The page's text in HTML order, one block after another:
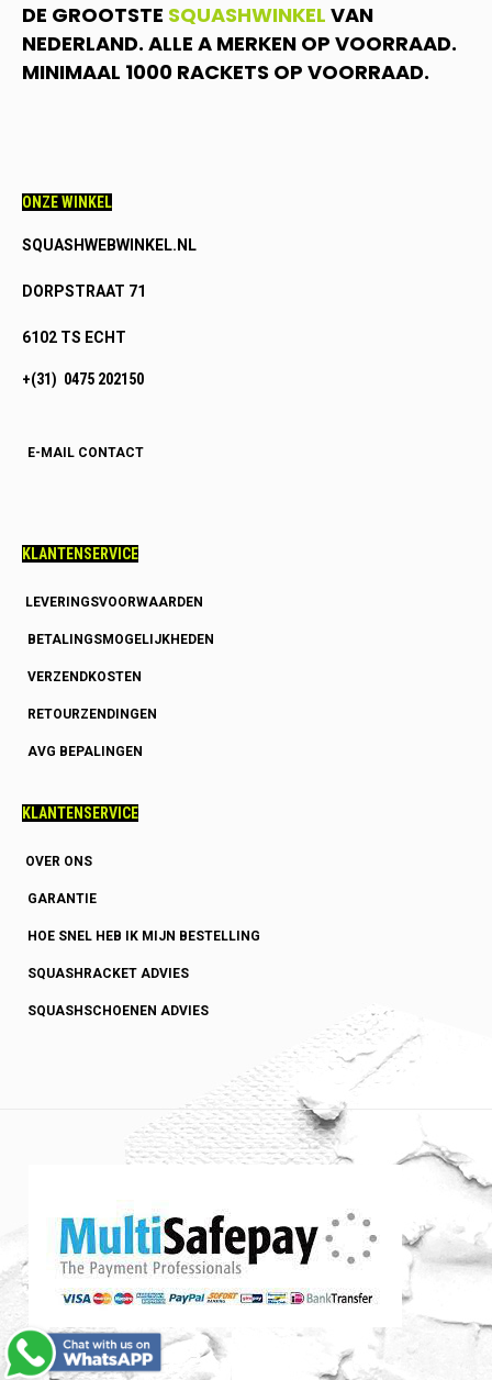
DE GROOTSTE SQUASHWINKEL VAN
NEDERLAND. ALLE A MERKEN OP VOORRAAD.
MINIMAAL 1000 RACKETS OP VOORRAAD.
ONZE WINKEL
SQUASHWEBWINKEL.NL
DORPSTRAAT 71
6102 TS ECHT
+(31) 0475 202150
E-MAIL CONTACT
KLANTENSERVICE
LEVERINGSVOORWAARDEN
BETALINGSMOGELIJKHEDEN
VERZENDKOSTEN
RETOURZENDINGEN
AVG BEPALINGEN
KLANTENSERVICE
OVER ONS
GARANTIE
HOE SNEL HEB IK MIJN BESTELLING
SQUASHRACKET ADVIES
SQUASHSCHOENEN ADVIES